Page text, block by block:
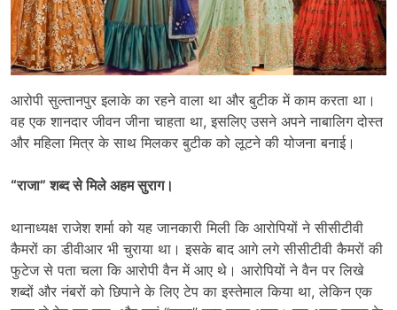
आरोपी सुल्तानपुर इलाके का रहने वाला था और बुटीक में काम करता था।
वह एक शानदार जीवन जीना चाहता था, इसलिए उसने अपने नाबालिग दोस्त
और महिला मित्र के साथ मिलकर बुटीक को लूटने की योजना बनाई।
“राजा” शब्द से मिले अहम सुराग।
थानाध्यक्ष राजेश शर्मा को यह जानकारी मिली कि आरोपियों ने सीसीटीवी
कैमरों का डीवीआर भी चुराया था। इसके बाद आगे लगे सीसीटीवी कैमरों की
फुटेज से पता चला कि आरोपी वैन में आए थे। आरोपियों ने वैन पर लिखे
शब्दों और नंबरों को छिपाने के लिए टेप का इस्तेमाल किया था, लेकिन एक